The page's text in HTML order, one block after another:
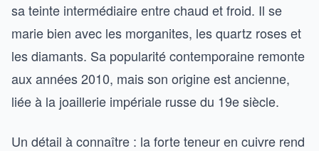
sa teinte intermédiaire entre chaud et froid. Il se
marie bien avec les morganites, les quartz roses et
les diamants. Sa popularité contemporaine remonte
aux années 2010, mais son origine est ancienne,
liée à la joaillerie impériale russe du 19e siècle.
Un détail à connaître : la forte teneur en cuivre rend